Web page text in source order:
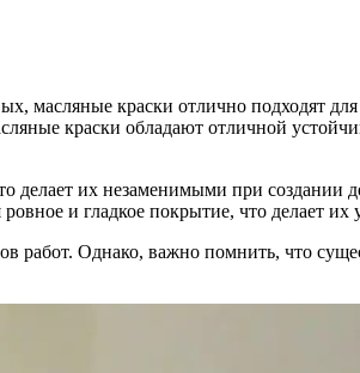
масляные краски отлично подходят
краски обладают отличной
делает их незаменимыми при создании
ровное и гладкое покрытие, что делает
работ. Однако, важно помнить, что